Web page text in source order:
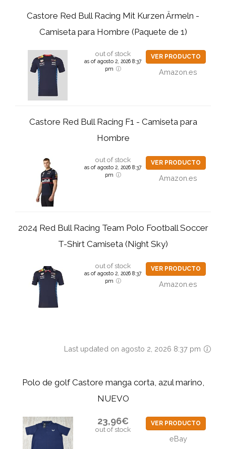
Castore Red Bull Racing Mit Kurzen Ärmeln -
Camiseta para Hombre (Paquete de 1)
out of stock
as of agosto 2, 2026 8:37
pm
VER PRODUCTO
Amazon.es
Castore Red Bull Racing F1 - Camiseta para
Hombre
out of stock
as of agosto 2, 2026 8:37
pm
VER PRODUCTO
Amazon.es
2024 Red Bull Racing Team Polo Football Soccer
T-Shirt Camiseta (Night Sky)
out of stock
as of agosto 2, 2026 8:37
pm
VER PRODUCTO
Amazon.es
Last updated on agosto 2, 2026 8:37 pm
Polo de golf Castore manga corta, azul marino,
NUEVO
23,96€
out of stock
VER PRODUCTO
eBay